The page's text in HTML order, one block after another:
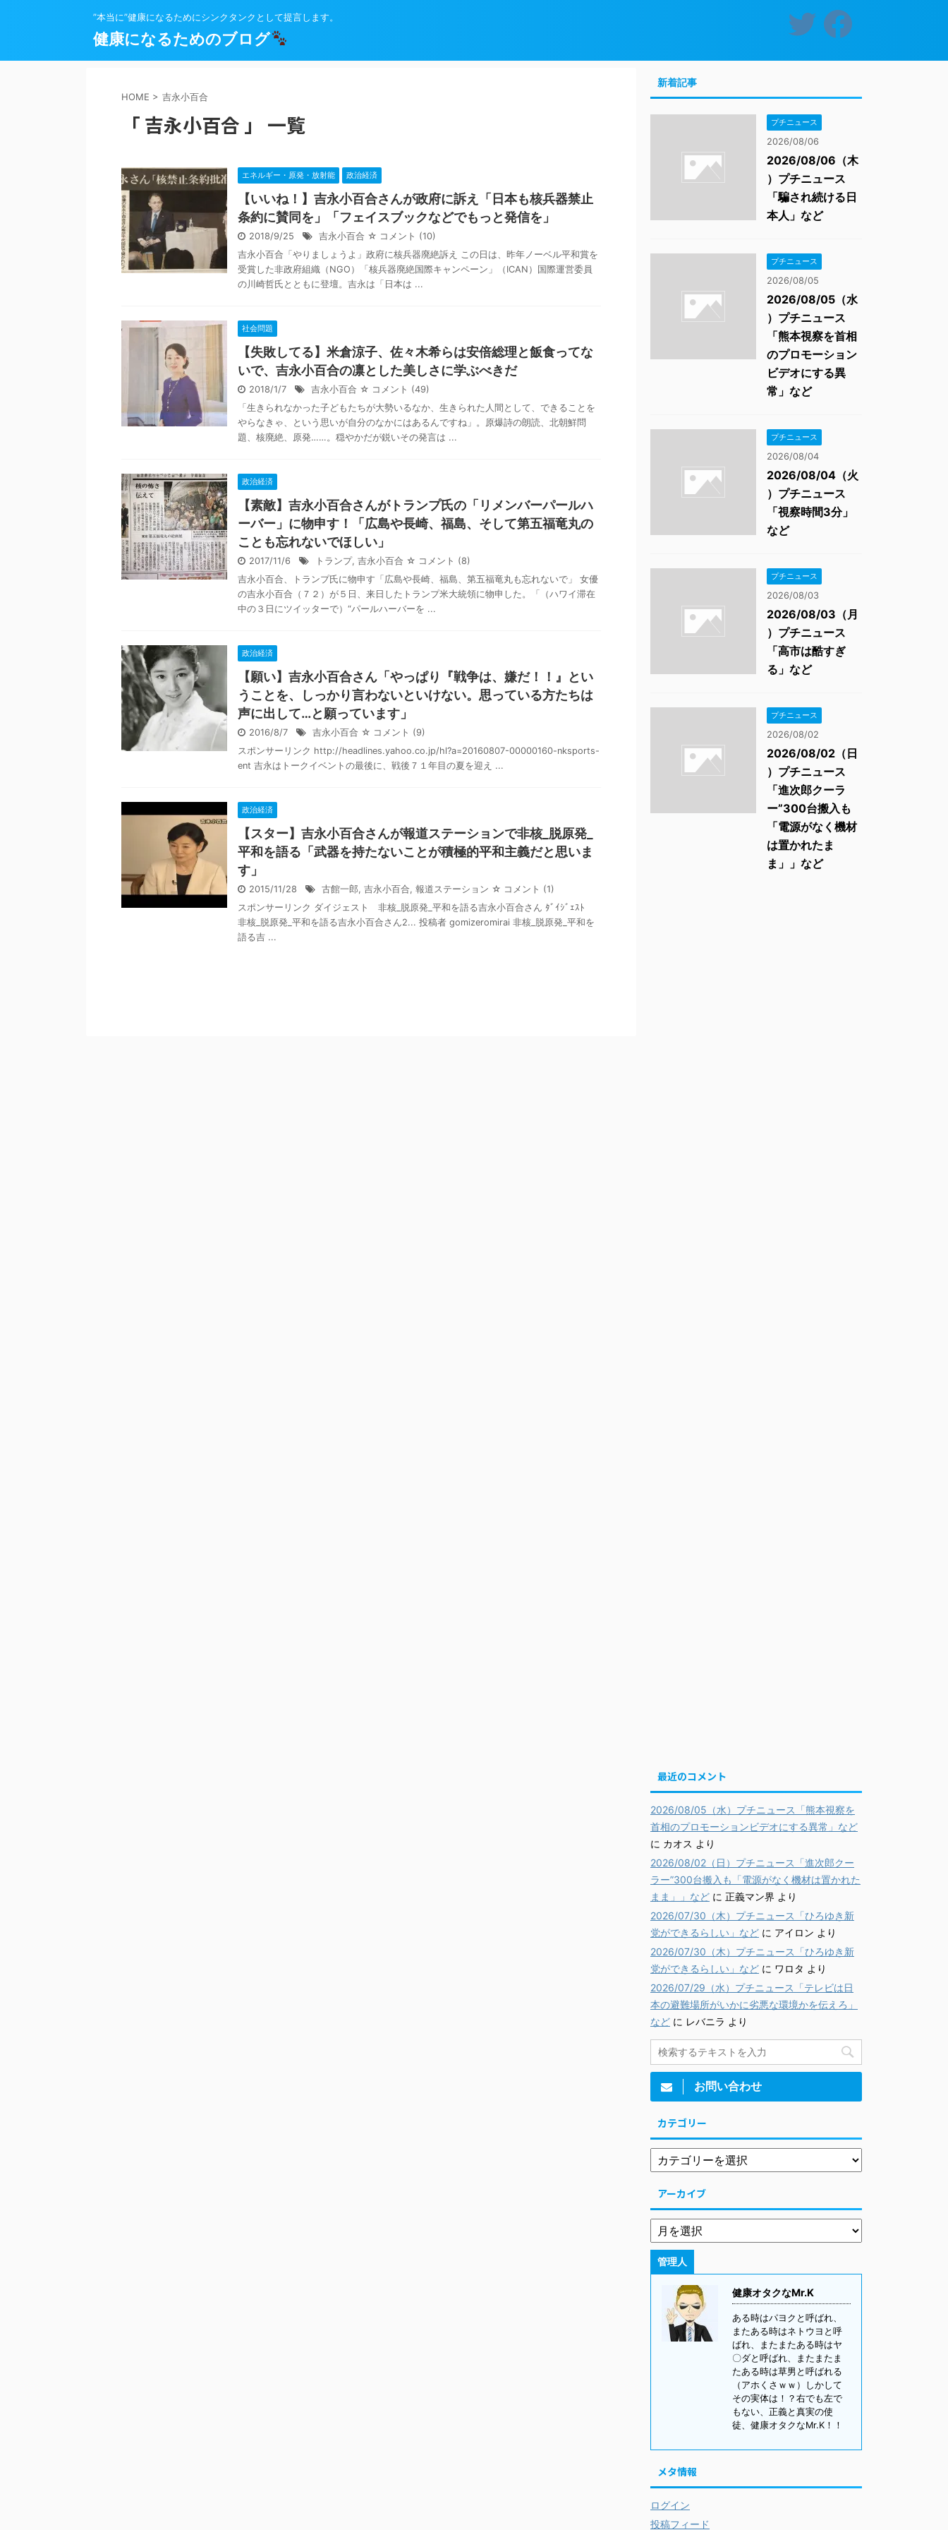
”本当に”健康になるためにシンクタンクとして提言します。
健康になるためのブログ
HOME > 吉永小百合
「 吉永小百合 」 一覧
エネルギー・原発・放射能 政治経済
【いいね！】吉永小百合さんが政府に訴え「日本も核兵器禁止
条約に賛同を」「フェイスブックなどでもっと発信を」
2018/9/25 吉永小百合 ☆ コメント (10)
吉永小百合「やりましょうよ」政府に核兵器廃絶訴え この日は、昨年ノーベル平和賞を
受賞した非政府組織（NGO）「核兵器廃絶国際キャンペーン」（ICAN）国際運営委員
の川崎哲氏とともに登壇。吉永は「日本は ...
社会問題
【失敗してる】米倉涼子、佐々木希らは安倍総理と飯食ってな
いで、吉永小百合の凛とした美しさに学ぶべきだ
2018/1/7 吉永小百合 ☆ コメント (49)
「生きられなかった子どもたちが大勢いるなか、生きられた人間として、できることを
やらなきゃ、という思いが自分のなかにはあるんですね」。原爆詩の朗読、北朝鮮問
題、核廃絶、原発……。穏やかだが鋭いその発言は ...
政治経済
【素敵】吉永小百合さんがトランプ氏の「リメンバーパールハ
ーバー」に物申す！「広島や長崎、福島、そして第五福竜丸の
ことも忘れないでほしい」
2017/11/6 トランプ, 吉永小百合 ☆ コメント (8)
吉永小百合、トランプ氏に物申す「広島や長崎、福島、第五福竜丸も忘れないで」 女優
の吉永小百合（７２）が５日、来日したトランプ米大統領に物申した。「（ハワイ滞在
中の３日にツイッターで）“パールハーバーを ...
政治経済
【願い】吉永小百合さん「やっぱり『戦争は、嫌だ！！』とい
うことを、しっかり言わないといけない。思っている方たちは
声に出して…と願っています」
2016/8/7 吉永小百合 ☆ コメント (9)
スポンサーリンク http://headlines.yahoo.co.jp/hl?a=20160807-00000160-nksports-
ent 吉永はトークイベントの最後に、戦後７１年目の夏を迎え ...
政治経済
【スター】吉永小百合さんが報道ステーションで非核_脱原発_
平和を語る「武器を持たないことが積極的平和主義だと思いま
す」
2015/11/28 古館一郎, 吉永小百合, 報道ステーション ☆ コメント (1)
スポンサーリンク ダイジェスト 非核_脱原発_平和を語る吉永小百合さん ﾀﾞｲｼﾞｪｽﾄ
非核_脱原発_平和を語る吉永小百合さん2... 投稿者 gomizeromirai 非核_脱原発_平和を
語る吉 ...
新着記事
プチニュース
2026/08/06
2026/08/06（木
）プチニュース
「騙され続ける日
本人」など
プチニュース
2026/08/05
2026/08/05（水
）プチニュース
「熊本視察を首相
のプロモーション
ビデオにする異
常」など
プチニュース
2026/08/04
2026/08/04（火
）プチニュース
「視察時間3分」
など
プチニュース
2026/08/03
2026/08/03（月
）プチニュース
「高市は酷すぎ
る」など
プチニュース
2026/08/02
2026/08/02（日
）プチニュース
「進次郎クーラ
ー”300台搬入も
「電源がなく機材
は置かれたま
ま」」など
最近のコメント
2026/08/05（水）プチニュース「熊本視察を
首相のプロモーションビデオにする異常」など
に カオス より
2026/08/02（日）プチニュース「進次郎クー
ラー”300台搬入も「電源がなく機材は置かれた
まま」」など に 正義マン界 より
2026/07/30（木）プチニュース「ひろゆき新
党ができるらしい」など に アイロン より
2026/07/30（木）プチニュース「ひろゆき新
党ができるらしい」など に ワロタ より
2026/07/29（水）プチニュース「テレビは日
本の避難場所がいかに劣悪な環境かを伝えろ」
など に レバニラ より
お問い合わせ
カテゴリー
アーカイブ
管理人
健康オタクなMr.K
ある時はパヨクと呼ばれ、
またある時はネトウヨと呼
ばれ、またまたある時はヤ
〇ダと呼ばれ、またまたま
たある時は草男と呼ばれる
（アホくさｗｗ）しかして
その実体は！？右でも左で
もない、正義と真実の使
徒、健康オタクなMr.K！！
メタ情報
ログイン
投稿フィード